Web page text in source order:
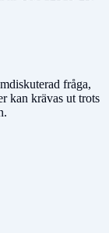
fråga,
kan krävas ut trots